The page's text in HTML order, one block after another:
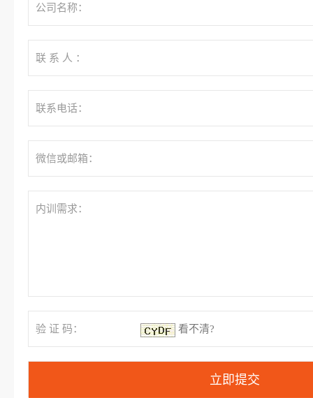
公司名称：
联 系 人 ：
联系电话：
微信或邮箱：
内训需求：
验 证 码： 看不清?